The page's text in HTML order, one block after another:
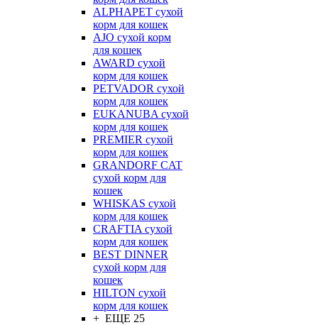
ALPHAPET сухой
корм для кошек
AJO сухой корм
для кошек
AWARD сухой
корм для кошек
PETVADOR сухой
корм для кошек
EUKANUBA сухой
корм для кошек
PREMIER сухой
корм для кошек
GRANDORF CAT
сухой корм для
кошек
WHISKAS сухой
корм для кошек
CRAFTIA сухой
корм для кошек
BEST DINNER
сухой корм для
кошек
HILTON сухой
корм для кошек
+ ЕЩЕ 25